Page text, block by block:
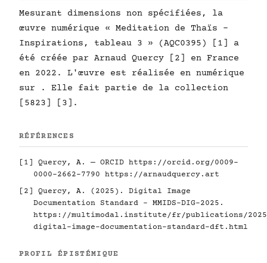
Mesurant dimensions non spécifiées, la
œuvre numérique « Meditation de Thaïs -
Inspirations, tableau 3 » (AQC0395) [1] a
été créée par Arnaud Quercy [2] en France
en 2022. L'œuvre est réalisée en numérique
sur . Elle fait partie de la collection
[5823] [3].
RÉFÉRENCES
[1] Quercy, A. — ORCID https://orcid.org/0009-
0000-2662-7790
https://arnaudquercy.art
[2] Quercy, A. (2025). Digital Image
Documentation Standard - MMIDS-DIG-2025.
https://multimodal.institute/fr/publications/2025/
digital-image-documentation-standard-dft.html
PROFIL ÉPISTÉMIQUE